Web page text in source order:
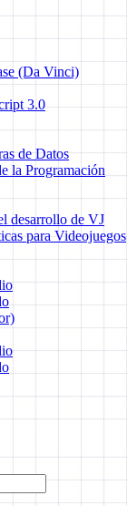
(Da Vinci)
3.0
de Datos
la Programación
desarrollo de VJ
para Videojuegos